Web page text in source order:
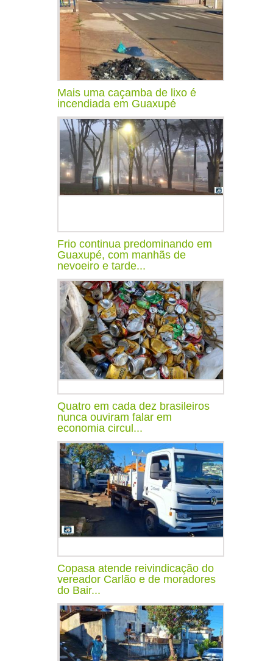
Mais uma caçamba de lixo é
incendiada em Guaxupé
Frio continua predominando em
Guaxupé, com manhãs de
nevoeiro e tarde...
Quatro em cada dez brasileiros
nunca ouviram falar em
economia circul...
Copasa atende reivindicação do
vereador Carlão e de moradores
do Bair...